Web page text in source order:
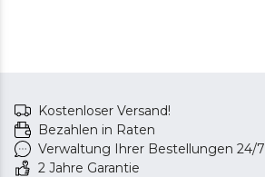
Kostenloser Versand!
Bezahlen in Raten
Verwaltung Ihrer Bestellungen 24/7
2 Jahre Garantie